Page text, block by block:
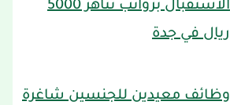
الاستقبال برواتب تناهز 5000
ريال في جدة
وظائف معيدين للجنسين شاغرة